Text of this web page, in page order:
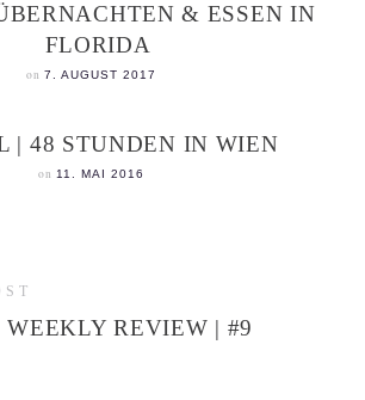
& ESSEN IN
FLORIDA
on 7. AUGUST 2017
| 48 STUNDEN IN WIEN
on 11. MAI 2016
REVIEW | #9